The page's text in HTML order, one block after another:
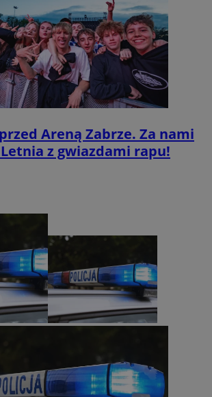
Areną Zabrze. Za nami
Letnia z gwiazdami rapu!